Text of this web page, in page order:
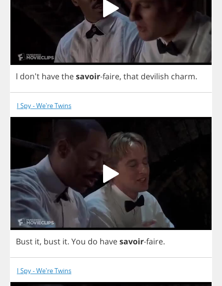
l don't havethesavoir-faire, that devilish charm.
I Spy - We're Twins
Bust it, bust it. You do havesavoir-faire.
I Spy - We're Twins